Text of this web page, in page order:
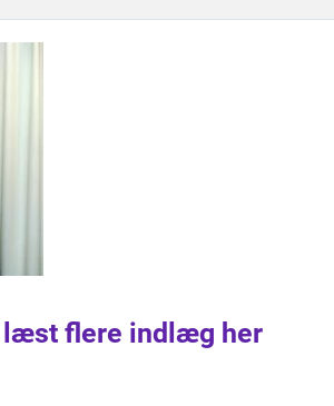
læst flere indlæg her